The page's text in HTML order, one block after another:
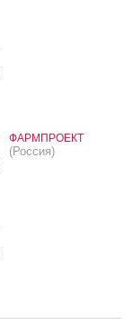
ФАРМПРОЕКТ
(Россия)